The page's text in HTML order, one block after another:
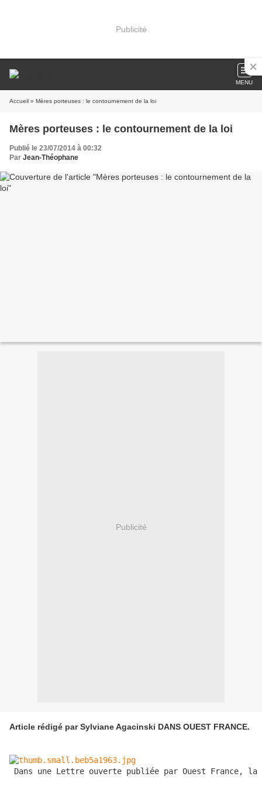
Publicité
MENU
Accueil » Mères porteuses : le contournement de la loi
Mères porteuses : le contournement de la loi
Publié le 23/07/2014 à 00:32
Par Jean-Théophane
Publicité
Article rédigé par Sylviane Agacinski DANS OUEST FRANCE.
Dans une Lettre ouverte publiée par Ouest